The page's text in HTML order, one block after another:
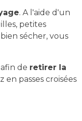
. A l'aide d'un
petites
sécher, vous
de retirer la
en passes croisées